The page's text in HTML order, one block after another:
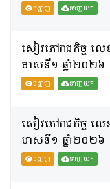
បង្ហាញ ទាញយក
សៀវភៅរាជកិច្ច ល
មាសទី១ ឆ្នាំ២០២៦
បង្ហាញ ទាញយក
សៀវភៅរាជកិច្ច ល
មាសទី១ ឆ្នាំ២០២៦
បង្ហាញ ទាញយក